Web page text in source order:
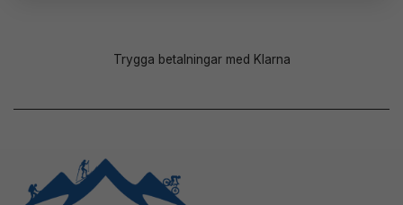
Trygga betalningar med Klarna